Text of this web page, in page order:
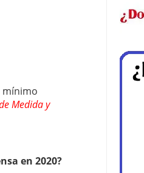
mínimo
Medida y
en 2020?